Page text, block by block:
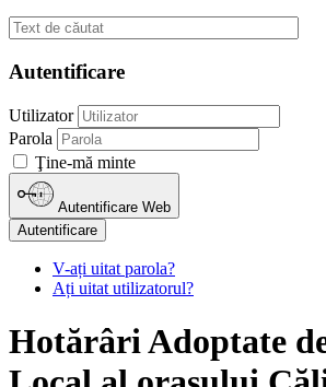
Autentificare
Utilizator
Parola
Ţine-mă minte
Autentificare Web
Autentificare
V-ați uitat parola?
Ați uitat utilizatorul?
Hotărâri Adoptate